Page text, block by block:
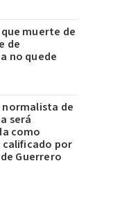
que muerte de
de
no quede
normalista de
será
como
por
Guerrero